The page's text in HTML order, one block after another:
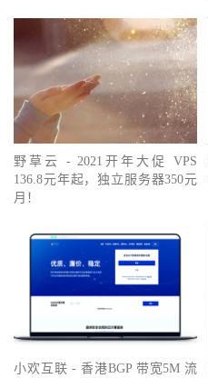
野草云 - 2021开年大促 VPS
136.8元年起，独立服务器350元
月！
小欢互联 - 香港BGP 带宽5M 流